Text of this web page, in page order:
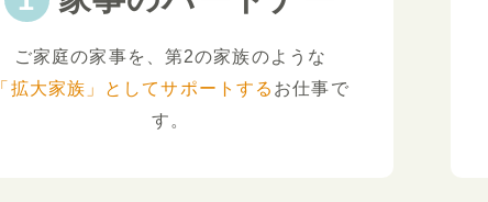
ご家庭の家事を、第2の家族のような
「拡大家族」としてサポートする お仕事で
す。